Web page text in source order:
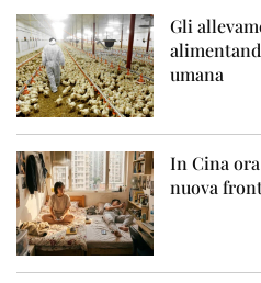
Gli
umana
In Cina
nuova